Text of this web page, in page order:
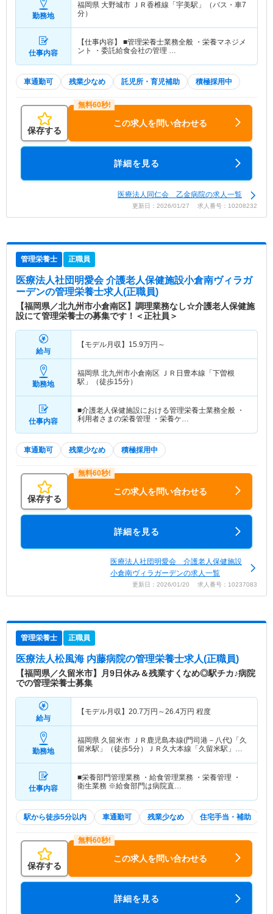
勤務地
福岡県 大野城市 ＪＲ香椎線「宇美駅」（バス・車7
分）
仕事内容
【仕事内容】 ■管理栄養士業務全般 ・栄養マネジメ
ント ・委託給食会社の管理 …
車通勤可 残業少なめ 託児所・育児補助 積極採用中
保存する
この求人を問い合わせる
詳細を見る
医療法人同仁会 乙金病院の求人一覧
更新日：2026/01/27 求人番号：10208232
管理栄養士 正職員
医療法人社団明愛会 介護老人保健施設小倉南ヴィラガ
ーデンの管理栄養士求人(正職員)
【福岡県／北九州市小倉南区】調理業務なし☆介護老人保健施
設にて管理栄養士の募集です！＜正社員＞
給与
【モデル月収】 15.9万円～
勤務地
福岡県 北九州市小倉南区 ＪＲ日豊本線「下曽根
駅」（徒歩15分）
仕事内容
■介護老人保健施設における管理栄養士業務全般 ・
利用者さまの栄養管理 ・栄養ケ…
車通勤可 残業少なめ 積極採用中
保存する
この求人を問い合わせる
詳細を見る
医療法人社団明愛会 介護老人保健施設
小倉南ヴィラガーデンの求人一覧
更新日：2026/01/20 求人番号：10237083
管理栄養士 正職員
医療法人松風海 内藤病院の管理栄養士求人(正職員)
【福岡県／久留米市】月9日休み＆残業すくなめ◎駅チカ♪病院
での管理栄養士募集
給与
【モデル月収】 20.7万円～26.4万円 程度
勤務地
福岡県 久留米市 ＪＲ鹿児島本線(門司港－八代)「久
留米駅」（徒歩5分）ＪＲ久大本線「久留米駅」
仕事内容
■栄養部門管理業務 ・給食管理業務 ・栄養管理 ・
衛生業務 ※給食部門は病院直…
駅から徒歩5分以内 車通勤可 残業少なめ 住宅手当・補助
保存する
この求人を問い合わせる
詳細を見る